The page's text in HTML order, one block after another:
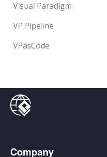
Visual Paradigm
VP Pipeline
VPasCode
Company